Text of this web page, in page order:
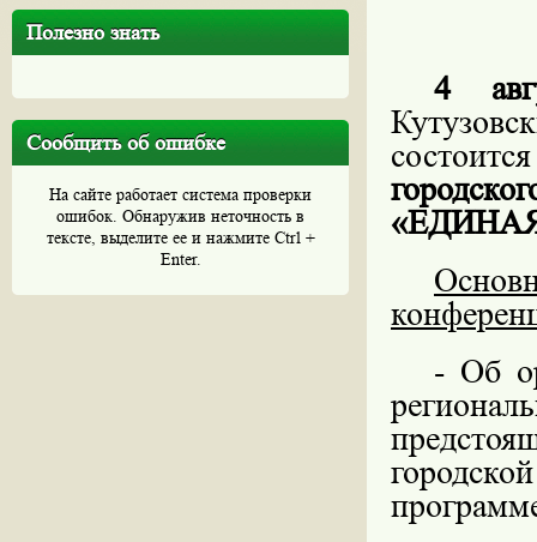
Полезно знать
Сообщить об ошибке
На сайте работает система проверки
ошибок. Обнаружив неточность в
тексте, выделите ее и нажмите Ctrl +
Enter.
4
- Об